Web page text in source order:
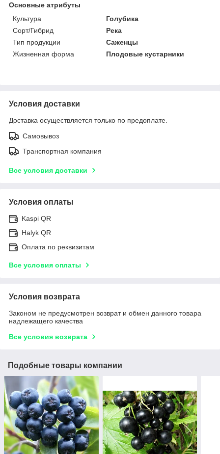
Основные атрибуты
Культура
Голубика
Сорт/Гибрид
Река
Тип продукции
Саженцы
Жизненная форма
Плодовые кустарники
Условия доставки
Доставка осуществляется только по предоплате.
Самовывоз
Транспортная компания
Все условия доставки
Условия оплаты
Kaspi QR
Halyk QR
Оплата по реквизитам
Все условия оплаты
Условия возврата
Законом не предусмотрен возврат и обмен данного товара
надлежащего качества
Все условия возврата
Подобные товары компании